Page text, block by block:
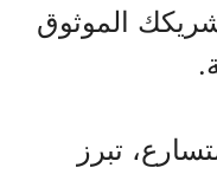
الموثوق
تبرز